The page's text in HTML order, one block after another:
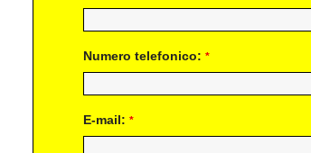
Numero telefonico: *
E-mail: *